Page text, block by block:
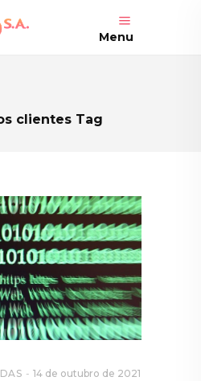
Menu
clientes Tag
14 de outubro de 2021